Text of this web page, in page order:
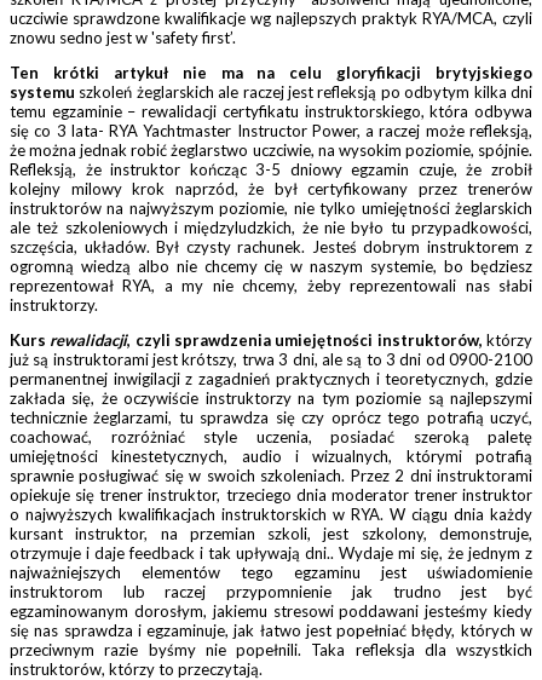
uczciwie sprawdzone kwalifikacje wg najlepszych praktyk RYA/MCA, czyli
znowu sedno jest w 'safety first’.
Ten krótki artykuł nie ma na celu gloryfikacji brytyjskiego
systemu szkoleń żeglarskich ale raczej jest refleksją po odbytym kilka dni
temu egzaminie – rewalidacji certyfikatu instruktorskiego, która odbywa
się co 3 lata- RYA Yachtmaster Instructor Power, a raczej może refleksją,
że można jednak robić żeglarstwo uczciwie, na wysokim poziomie, spójnie.
Refleksją, że instruktor kończąc 3-5 dniowy egzamin czuje, że zrobił
kolejny milowy krok naprzód, że był certyfikowany przez trenerów
instruktorów na najwyższym poziomie, nie tylko umiejętności żeglarskich
ale też szkoleniowych i międzyludzkich, że nie było tu przypadkowości,
szczęścia, układów. Był czysty rachunek. Jesteś dobrym instruktorem z
ogromną wiedzą albo nie chcemy cię w naszym systemie, bo będziesz
reprezentował RYA, a my nie chcemy, żeby reprezentowali nas słabi
instruktorzy.
Kurs rewalidacji, czyli sprawdzenia umiejętności instruktorów, którzy
już są instruktorami jest krótszy, trwa 3 dni, ale są to 3 dni od 0900-2100
permanentnej inwigilacji z zagadnień praktycznych i teoretycznych, gdzie
zakłada się, że oczywiście instruktorzy na tym poziomie są najlepszymi
technicznie żeglarzami, tu sprawdza się czy oprócz tego potrafią uczyć,
coachować, rozróżniać style uczenia, posiadać szeroką paletę
umiejętności kinestetycznych, audio i wizualnych, którymi potrafią
sprawnie posługiwać się w swoich szkoleniach. Przez 2 dni instruktorami
opiekuje się trener instruktor, trzeciego dnia moderator trener instruktor
o najwyższych kwalifikacjach instruktorskich w RYA. W ciągu dnia każdy
kursant instruktor, na przemian szkoli, jest szkolony, demonstruje,
otrzymuje i daje feedback i tak upływają dni.. Wydaje mi się, że jednym z
najważniejszych elementów tego egzaminu jest uświadomienie
instruktorom lub raczej przypomnienie jak trudno jest być
egzaminowanym dorosłym, jakiemu stresowi poddawani jesteśmy kiedy
się nas sprawdza i egzaminuje, jak łatwo jest popełniać błędy, których w
przeciwnym razie byśmy nie popełnili. Taka refleksja dla wszystkich
instruktorów, którzy to przeczytają.